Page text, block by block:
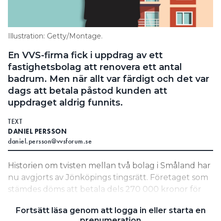
Information om GDPR
Search for:
SEARCH
Illustration: Getty/Montage.
En VVS-firma fick i uppdrag av ett
fastighetsbolag att renovera ett antal
badrum. Men när allt var färdigt och det var
dags att betala påstod kunden att
uppdraget aldrig funnits.
TEXT
DANIEL PERSSON
daniel.persson@vvsforum.se
Historien om tvisten mellan två bolag i Småland har
nu avgjorts av Jönköpings tingsrätt. Företaget som
stämdes döms att betala dels 270 000 kronor för
ersättning för motpartens rättegångskostnader.
Fortsätt läsa genom att logga in eller starta en